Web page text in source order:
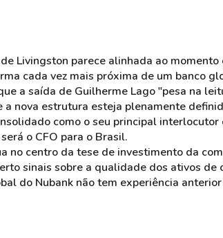
Livingston parece alinhada ao
cada vez mais próxima de um banco
a saída de Guilherme Lago "pesa na
nova estrutura esteja plenamente
como o seu principal interlocutor
o CFO para o Brasil.
no centro da tese de investimento da
sinais sobre a qualidade dos ativos de
do Nubank não tem experiência